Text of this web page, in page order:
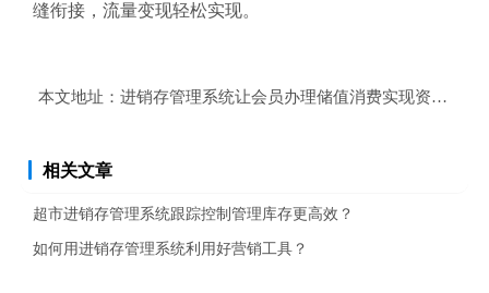
缝衔接，流量变现轻松实现。
本文地址： 进销存管理系统让会员办理储值消费实现资金回笼
相关文章
超市进销存管理系统跟踪控制管理库存更高效？
如何用进销存管理系统利用好营销工具？